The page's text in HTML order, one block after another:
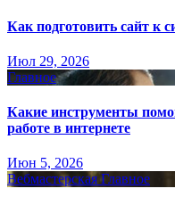
Как подготовить сайт к
Июл 29, 2026
Главное
Какие инструменты
работе в интернете
Июн 5, 2026
Вебмастерская Главное